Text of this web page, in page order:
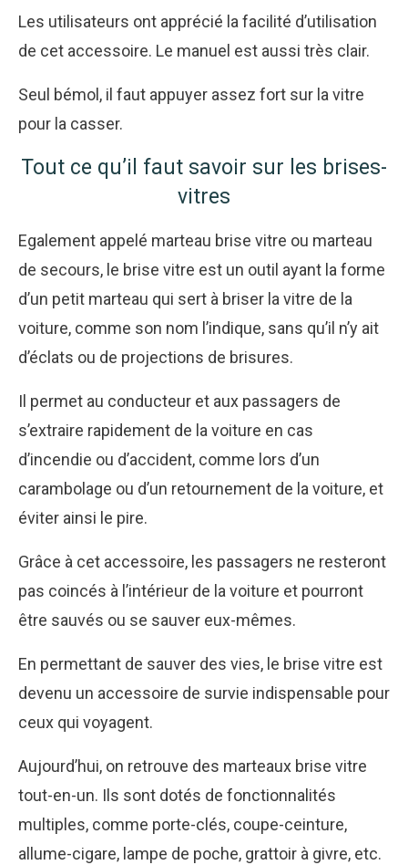
Les utilisateurs ont apprécié la facilité d’utilisation
de cet accessoire. Le manuel est aussi très clair.
Seul bémol, il faut appuyer assez fort sur la vitre
pour la casser.
Tout ce qu’il faut savoir sur les brises-
vitres
Egalement appelé marteau brise vitre ou marteau
de secours, le brise vitre est un outil ayant la forme
d’un petit marteau qui sert à briser la vitre de la
voiture, comme son nom l’indique, sans qu’il n’y ait
d’éclats ou de projections de brisures.
Il permet au conducteur et aux passagers de
s’extraire rapidement de la voiture en cas
d’incendie ou d’accident, comme lors d’un
carambolage ou d’un retournement de la voiture, et
éviter ainsi le pire.
Grâce à cet accessoire, les passagers ne resteront
pas coincés à l’intérieur de la voiture et pourront
être sauvés ou se sauver eux-mêmes.
En permettant de sauver des vies, le brise vitre est
devenu un accessoire de survie indispensable pour
ceux qui voyagent.
Aujourd’hui, on retrouve des marteaux brise vitre
tout-en-un. Ils sont dotés de fonctionnalités
multiples, comme porte-clés, coupe-ceinture,
allume-cigare, lampe de poche, grattoir à givre, etc.